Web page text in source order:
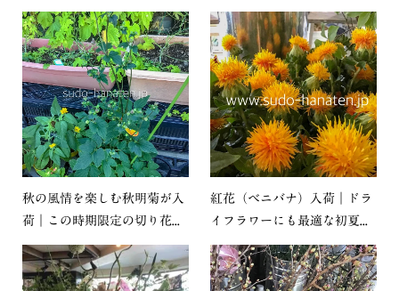
秋の風情を楽しむ秋明菊が入
荷｜この時期限定の切り花...
紅花（ベニバナ）入荷｜ドラ
イフラワーにも最適な初夏...